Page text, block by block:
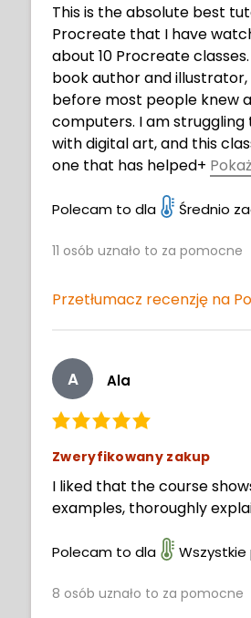
This is the absolute best
Procreate that I have
about 10 Procreate
book author and
before most people knew
computers. I am
with digital art, and this
one that has helped+
shade in Procreate.
this an Intermediate Level
Basics. This class exceeds
Polecam to dla Średnio
11 osób uznało to za pomocne
Przetłumacz recenzję na
A Ala
Zweryfikowany zakup
I liked that the course
examples, thoroughly
Polecam to dla
8 osób uznało to za pomocne